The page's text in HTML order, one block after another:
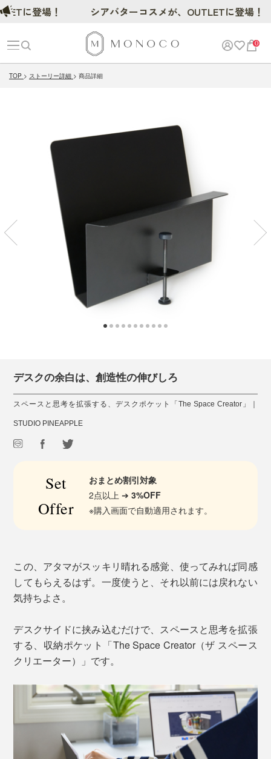
0
TOP ストーリー詳細 商品詳細
デスクの余白は、創造性の伸びしろ
スペースと思考を拡張する、デスクポケット「The Space Creator」｜
STUDIO PINEAPPLE
Set
Offer
おまとめ割引対象
2点以上 ➔3%OFF
※購入画面で自動適用されます。
この、アタマがスッキリ晴れる感覚、使ってみれば同感
してもらえるはず。一度使うと、それ以前には戻れない
気持ちよさ。
デスクサイドに挟み込むだけで、スペースと思考を拡張
する、収納ポケット「The Space Creator（ザ スペース
クリエーター）」です。
に登場！ シアバターコスメが、OUTLETに登場！